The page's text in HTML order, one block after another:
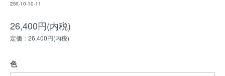
25it-10-10-11
26,400円(内税)
定価：26,400円(内税)
色